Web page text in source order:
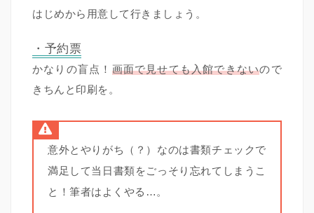
はじめから用意して行きましょう。
・予約票
かなりの盲点！ 画面で見せても入館できないので
きちんと印刷を。
意外とやりがち（？）なのは書類チェックで
満足して当日書類をごっそり忘れてしまうこ
と！筆者はよくやる…。